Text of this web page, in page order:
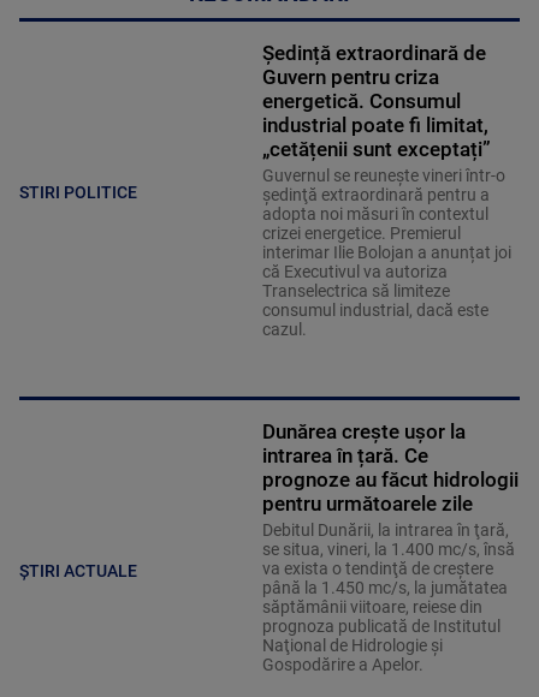
STIRI POLITICE
Ședință extraordinară de
Guvern pentru criza
energetică. Consumul
industrial poate fi limitat,
„cetățenii sunt exceptați”
Guvernul se reuneşte vineri într-o
şedinţă extraordinară pentru a
adopta noi măsuri în contextul
crizei energetice. Premierul
interimar Ilie Bolojan a anunțat joi
că Executivul va autoriza
Transelectrica să limiteze
consumul industrial, dacă este
cazul.
ȘTIRI ACTUALE
Dunărea crește ușor la
intrarea în țară. Ce
prognoze au făcut hidrologii
pentru următoarele zile
Debitul Dunării, la intrarea în ţară,
se situa, vineri, la 1.400 mc/s, însă
va exista o tendinţă de creştere
până la 1.450 mc/s, la jumătatea
săptămânii viitoare, reiese din
prognoza publicată de Institutul
Naţional de Hidrologie şi
Gospodărire a Apelor.